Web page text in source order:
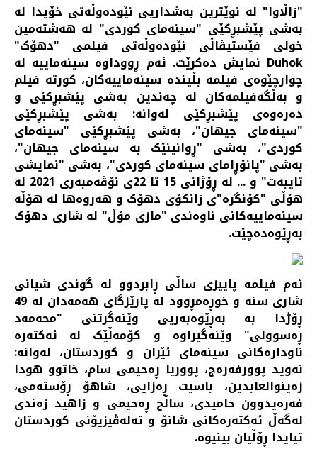
"زاڵاوا" لە نوێترین بەشداریی نێودەوڵەتی خۆیدا لە
بەشی پێشبڕکێی "سینەمای کوردی" لە هەشتەمین
خولی فێستیڤاڵی نێودەوڵەتی فیلمی "دهۆک"
Duhok نمایش دەکرێت. ئەم ڕووداوە سینەماییە لە
چوارچێوەی فیلمە بڵیندە سینەماییەکان، کورتە فیلم
و بەڵگەفیلمەکان لە چەندین بەشی پێشبڕکێی و
دەرەوەی پێشبڕکێی لەوانە: بەشی پێشبڕکێی
"سینەمای جیهان"، بەشی پێشبڕکێی "سینەمای
کوردی"، بەشی "ڕوانینێک بە سینەمای جیهان"،
بەشی "پانۆڕامای سینەمای کوردی"، بەشی "نمایشی
تایبەت" و ... لە ڕۆژانی 15 تا 22ی نۆڤەمبەری 2021 لە
هۆڵی "کۆنگرە"ی زانکۆی دهۆک و هەروەها لە هۆڵە
سینەماییەکانی ناوەندی "مازی مۆڵ" لە شاری دهۆک
بەڕێوەدەچێت.
ئەم فیلمە پاییزی ساڵی ڕابردوو لە گوندی شیانی
شاری سنە و خوڕەمڕوود لە پارێزگای هەمەدان لە 49
ڕۆژدا بە بەڕێوەبەریی وێنەگرتنی "محەمەد
ڕەسوولی" وێنەگیراوە و کۆمەڵێک لە ئەکتەرە
ناودارەکانی سینەمای ئێران و کوردستان، لەوانە:
نەوید پوورفەرەج، پووریا ڕەحیمی سام، خاتوو هودا
زەینوالعابدین، باسیت ڕەزایی، شاهۆ ڕۆستەمی،
فەرەیدوون حامیدی، ساڵح ڕەحیمی و زاهید زەندی
لەگەڵ ئەکتەرەکانی شانۆ و تەلەڤیزیۆنی کوردستان
تیایدا ڕۆڵیان بینیوە.